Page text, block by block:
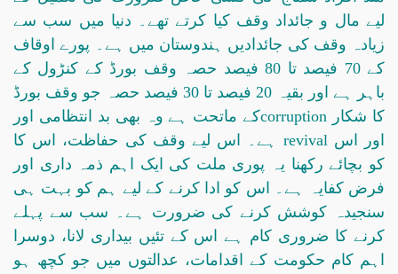
لیے مال و جائداد وقف کیا کرتے تھے۔ دنیا میں سب سے
زیادہ وقف کی جائدادیں ہندوستان میں ہے۔ پورے اوقاف
کے 70 فیصد تا 80 فیصد حصہ وقف بورڈ کے کنڑول کے
باہر ہے اور بقیہ 20 فیصد تا 30 فیصد حصہ جو وقف بورڈ
کے ماتحت ہے وہ بھی بد انتظامی اورcorruption کا شکار
ہے۔ اس لیے وقف کی حفاظت، اس کا revival اور اس
کو بچائے رکھنا یہ پوری ملت کی ایک اہم ذمہ داری اور
فرض کفایہ ہے۔ اس کو ادا کرنے کے لیے ہم کو بہت ہی
سنجیدہ کوشش کرنے کی ضرورت ہے۔ سب سے پہلے
کرنے کا ضروری کام ہے اس کے تئیں بیداری لانا، دوسرا
اہم کام حکومت کے اقدامات، عدالتوں میں جو کچھ ہو